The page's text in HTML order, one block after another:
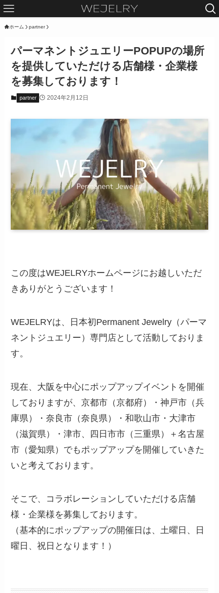
ホーム partner
パーマネントジュエリーPOPUPの場所
を提供していただける店舗様・企業様
を募集しております！
partner 2024年2月12日
この度はWEJELRYホームページにお越しいただ
きありがとうございます！
WEJELRYは、日本初Permanent Jewelry（パーマ
ネントジュエリー）専門店として活動しておりま
す。
現在、大阪を中心にポップアップイベントを開催
しておりますが、京都市（京都府）・神戸市（兵
庫県）・奈良市（奈良県）・和歌山市・大津市
（滋賀県）・津市、四日市市（三重県）＋名古屋
市（愛知県）でもポップアップを開催していきた
いと考えております。
そこで、コラボレーションしていただける店舗
様・企業様を募集しております。
（基本的にポップアップの開催日は、土曜日、日
曜日、祝日となります！）